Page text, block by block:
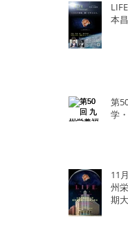
本
第
学
11
州
期